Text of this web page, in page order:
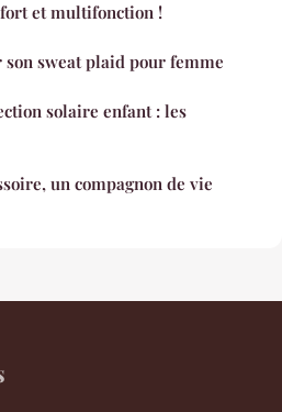
et multifonction !
sweat plaid pour femme
solaire enfant : les
un compagnon de vie